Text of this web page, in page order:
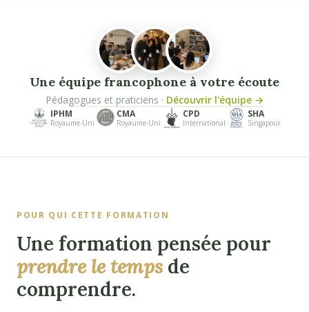
Une équipe francophone à votre écoute
Pédagogues et praticiens · Découvrir l'équipe →
IPHM
Royaume-Uni
CMA
Royaume-Uni
CPD
International
SHA
Singapour
POUR QUI CETTE FORMATION
Une formation pensée pour
prendre le temps de
comprendre.